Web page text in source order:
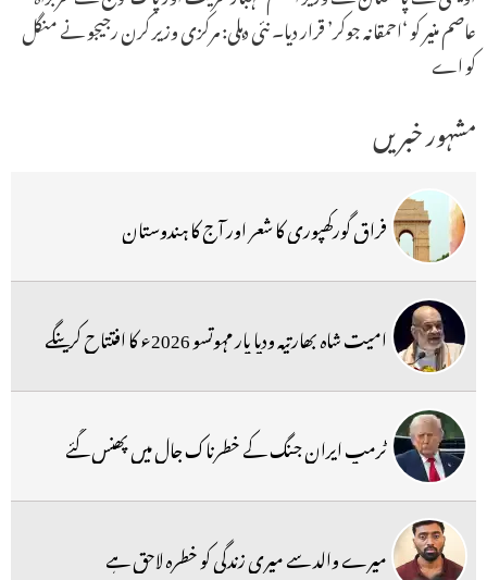
عاصم منیر کو ‘احمقانہ جوکر’ قرار دیا۔ نئی دہلی: مرکزی وزیر کرن رجیجو نے منگل
کو اے
مشہور خبریں
فراق گورکھپوری کا شعر اور آج کا ہندوستان
امیت شاہ بھارتیہ ودیا پار مہوتسو 2026ء کا افتتاح کرینگے
ٹرمپ ایران جنگ کے خطرناک جال میں پھنس گئے
میرے والد سے میری زندگی کو خطرہ لاحق ہے